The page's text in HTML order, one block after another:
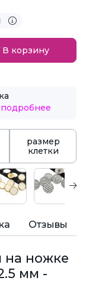
В корзину
размер
клетки
Отзывы
на ножке
мм -